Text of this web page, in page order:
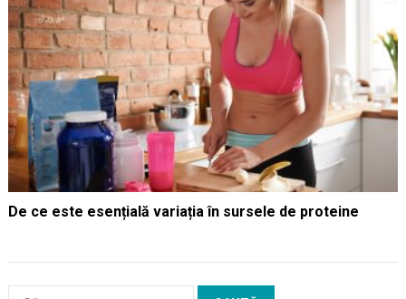
De ce este esențială variația în sursele de proteine